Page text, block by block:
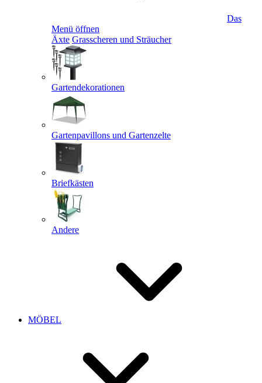
Das
Menü öffnen
Äxte Grasscheren und Sträucher
Gartendekorationen
Gartenpavillons und Gartenzelte
Briefkästen
Andere
MÖBEL